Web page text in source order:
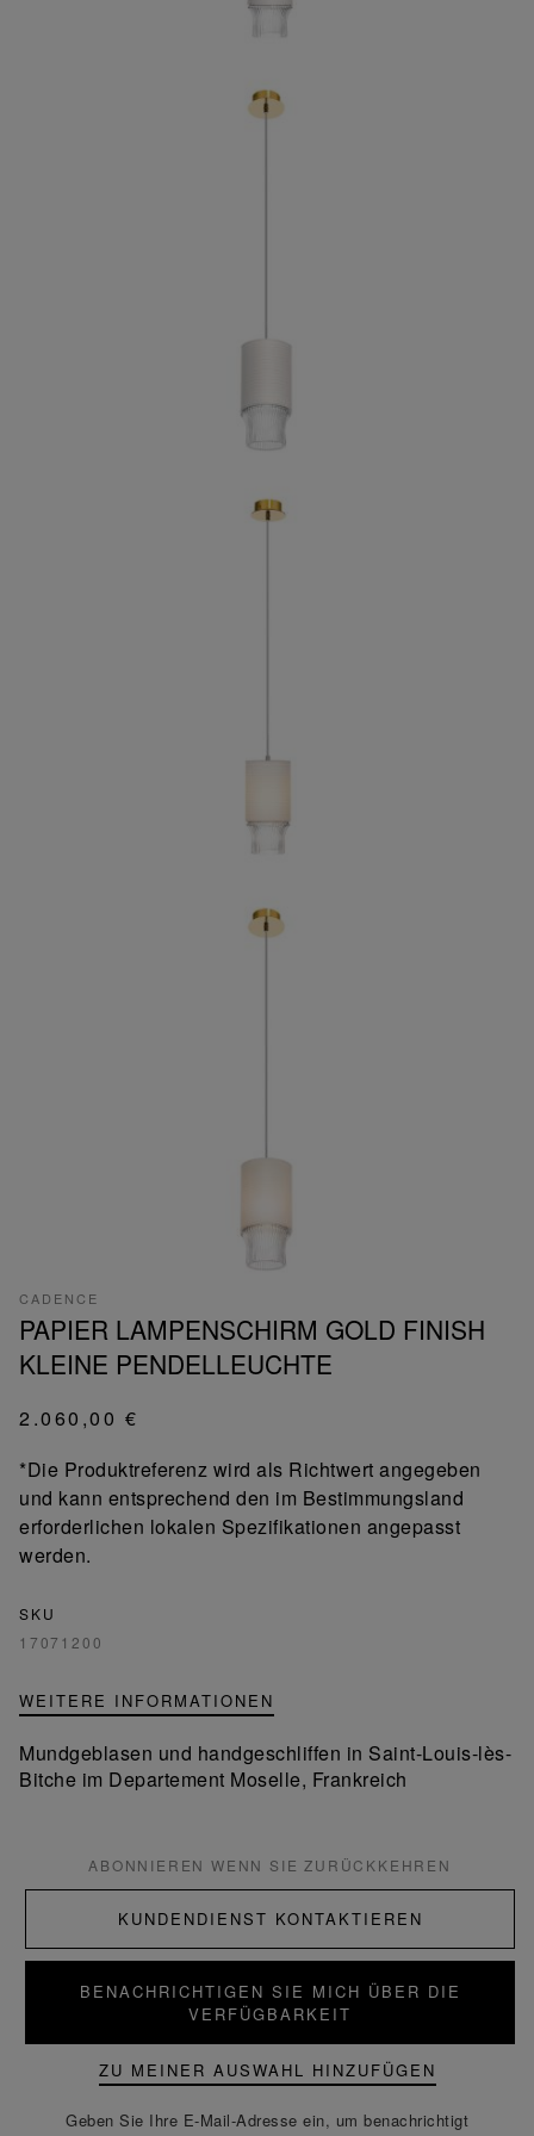
CADENCE
PAPIER LAMPENSCHIRM GOLD FINISH
KLEINE PENDELLEUCHTE
2.060,00 €
*Die Produktreferenz wird als Richtwert angegeben
und kann entsprechend den im Bestimmungsland
erforderlichen lokalen Spezifikationen angepasst
werden.
SKU
17071200
WEITERE INFORMATIONEN
Mundgeblasen und handgeschliffen in Saint-Louis-lès-
Bitche im Departement Moselle, Frankreich
ABONNIEREN WENN SIE ZURÜCKKEHREN
KUNDENDIENST KONTAKTIEREN
BENACHRICHTIGEN SIE MICH ÜBER DIE
VERFÜGBARKEIT
ZU MEINER AUSWAHL HINZUFÜGEN
Geben Sie Ihre E-Mail-Adresse ein, um benachrichtigt